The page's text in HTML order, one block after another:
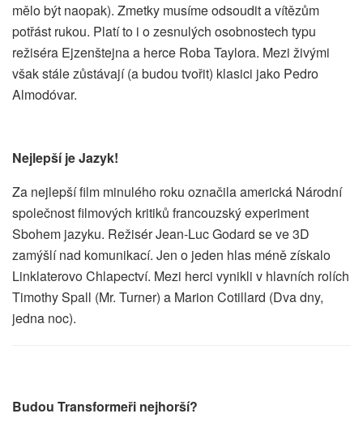
mělo být naopak). Zmetky musíme odsoudit a vítězům
potřást rukou. Platí to i o zesnulých osobnostech typu
režiséra Ejzenštejna a herce Roba Taylora. Mezi živými
však stále zůstávají (a budou tvořit) klasici jako Pedro
Almodóvar.
Nejlepší je Jazyk!
Za nejlepší film minulého roku označila americká Národní
společnost filmových kritiků francouzský experiment
Sbohem jazyku. Režisér Jean-Luc Godard se ve 3D
zamýšlí nad komunikací. Jen o jeden hlas méně získalo
Linklaterovo Chlapectví. Mezi herci vynikli v hlavních rolích
Timothy Spall (Mr. Turner) a Marion Cotillard (Dva dny,
jedna noc).
Budou Transformeři nejhorší?